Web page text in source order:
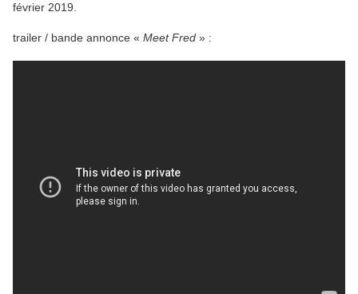
février 2019.
trailer / bande annonce « Meet Fred » :